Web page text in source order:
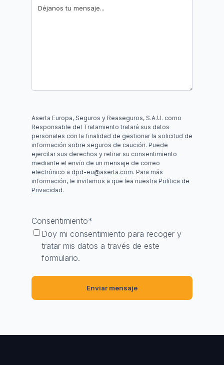
Aserta Europa, Seguros y Reaseguros, S.A.U. como
Responsable del Tratamiento tratará sus datos
personales con la finalidad de gestionar la solicitud de
información sobre seguros de caución. Puede
ejercitar sus derechos y retirar su consentimiento
mediante el envío de un mensaje de correo
electrónico a dpd-eu@aserta.com. Para más
información, le invitamos a que lea nuestra Política de
Privacidad.
Consentimiento*
Doy mi consentimiento para recoger y
tratar mis datos a través de este
formulario.